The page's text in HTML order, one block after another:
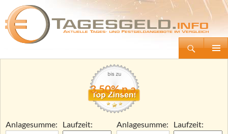
Tagesgeld.info – Tagesgeldkonten vergleichen und Tagesgeld-Zinsen berechnen
Zum
3,50% p.a.
Anlagesumme:
Laufzeit:
Anlagesumme:
Laufzeit: